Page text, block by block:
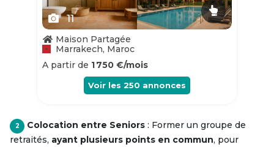
11
Maison Partagée
Marrakech, Maroc
A partir de 1 750 €/mois
Voir les 250 annonces
2 Colocation entre Seniors : Former un groupe de
retraités, ayant plusieurs points en commun, pour